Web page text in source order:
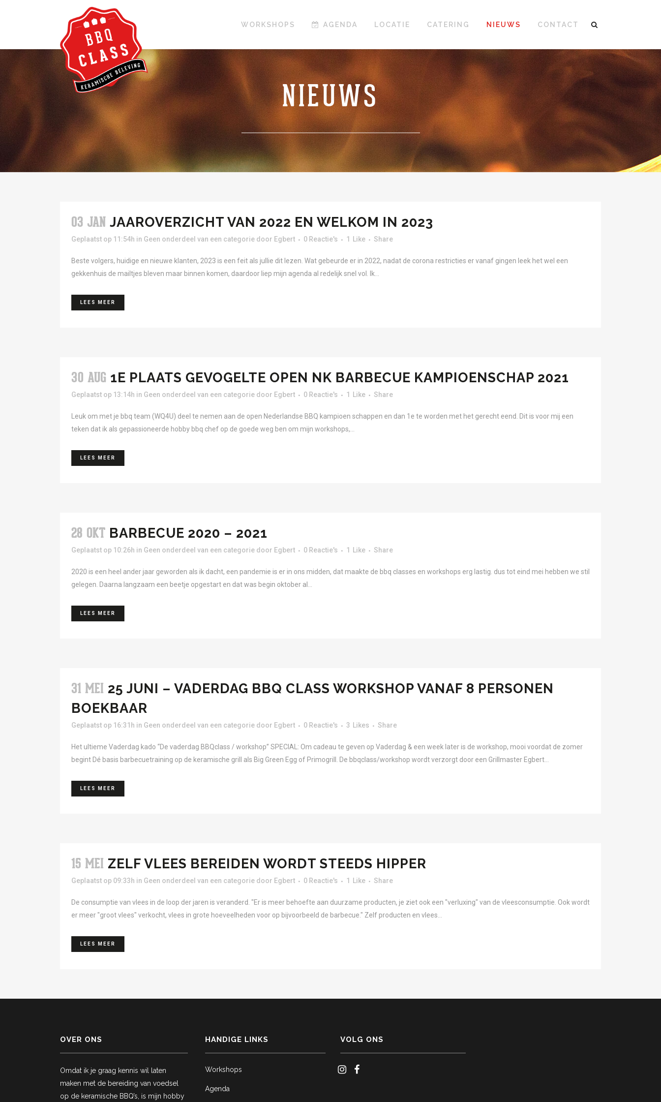
WORKSHOPS AGENDA LOCATIE CATERING NIEUWS CONTACT
NIEUWS
03 JAN JAAROVERZICHT VAN 2022 EN WELKOM IN 2023
Geplaatst op 11:54h in Geen onderdeel van een categorie door Egbert 0 Reactie's 1 Like Share
Beste volgers, huidige en nieuwe klanten, 2023 is een feit als jullie dit lezen. Wat gebeurde er in 2022, nadat de corona restricties er vanaf gingen leek het wel een
gekkenhuis de mailtjes bleven maar binnen komen, daardoor liep mijn agenda al redelijk snel vol. Ik...
LEES MEER
30 AUG 1E PLAATS GEVOGELTE OPEN NK BARBECUE KAMPIOENSCHAP 2021
Geplaatst op 13:14h in Geen onderdeel van een categorie door Egbert 0 Reactie's 1 Like Share
Leuk om met je bbq team (WQ4U) deel te nemen aan de open Nederlandse BBQ kampioen schappen en dan 1e te worden met het gerecht eend. Dit is voor mij een
teken dat ik als gepassioneerde hobby bbq chef op de goede weg ben om mijn workshops,...
LEES MEER
28 OKT BARBECUE 2020 – 2021
Geplaatst op 10:26h in Geen onderdeel van een categorie door Egbert 0 Reactie's 1 Like Share
2020 is een heel ander jaar geworden als ik dacht, een pandemie is er in ons midden, dat maakte de bbq classes en workshops erg lastig. dus tot eind mei hebben we stil
gelegen. Daarna langzaam een beetje opgestart en dat was begin oktober al...
LEES MEER
31 MEI 25 JUNI – VADERDAG BBQ CLASS WORKSHOP VANAF 8 PERSONEN
BOEKBAAR
Geplaatst op 16:31h in Geen onderdeel van een categorie door Egbert 0 Reactie's 3 Likes Share
Het ultieme Vaderdag kado “De vaderdag BBQclass / workshop” SPECIAL: Om cadeau te geven op Vaderdag & een week later is de workshop, mooi voordat de zomer
begint Dé basis barbecuetraining op de keramische grill als Big Green Egg of Primogrill. De bbqclass/workshop wordt verzorgt door een Grillmaster Egbert...
LEES MEER
15 MEI ZELF VLEES BEREIDEN WORDT STEEDS HIPPER
Geplaatst op 09:33h in Geen onderdeel van een categorie door Egbert 0 Reactie's 1 Like Share
De consumptie van vlees in de loop der jaren is veranderd. "Er is meer behoefte aan duurzame producten, je ziet ook een "verluxing" van de vleesconsumptie. Ook wordt
er meer "groot vlees" verkocht, vlees in grote hoeveelheden voor op bijvoorbeeld de barbecue." Zelf producten en vlees...
LEES MEER
OVER ONS
Omdat ik je graag kennis wil laten
maken met de bereiding van voedsel
op de keramische BBQ’s, is mijn hobby
HANDIGE LINKS
Workshops
Agenda
VOLG ONS